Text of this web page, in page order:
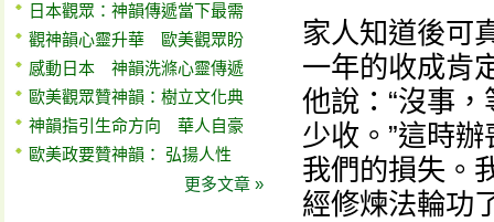
日本觀眾：神韻傳遞當下最需
觀神韻心靈升華 歐美觀眾盼
感動日本 神韻洗滌心靈傳遞
歐美觀眾贊神韻：樹立文化典
神韻指引生命方向 華人自豪
歐美政要贊神韻： 弘揚人性
更多文章 »
家人知道後可
一年的收成肯
他說：“沒事
少收。”這時
我們的損失。
經修煉法輪功